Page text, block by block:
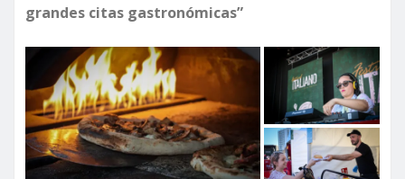
grandes citas gastronómicas”